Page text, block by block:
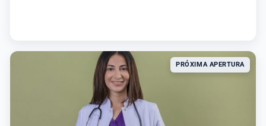
PRÓXIMA APERTURA